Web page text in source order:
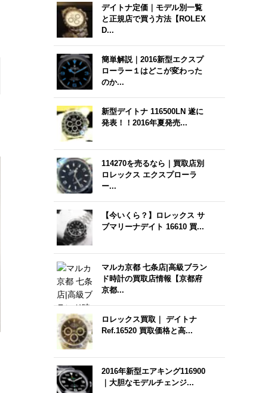
デイトナ定価｜モデル別一覧
と正規店で買う方法【ROLEX
D...
簡単解説｜2016新型エクスプ
ローラー１はどこが変わった
のか...
新型デイトナ 116500LN 遂に
発表！！2016年夏発売...
114270を売るなら｜買取店別
ロレックス エクスプローラ
ー...
【今いくら？】ロレックス サ
ブマリーナデイト 16610 買...
マルカ京都 七条店|高級ブラン
ド時計の買取店情報【京都府
京都...
ロレックス買取｜ デイトナ
Ref.16520 買取価格と高...
2016年新型エアキング116900
｜大胆なモデルチェンジ...